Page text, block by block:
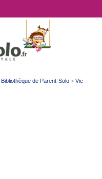
Bibliothèque de Parent-Solo> Vie